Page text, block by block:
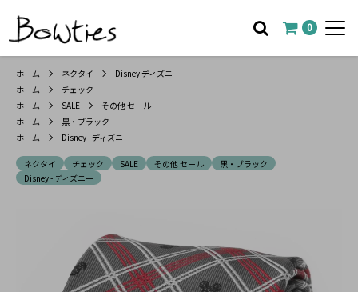
0
ホーム ネクタイ
Disney ディズニー
ホーム
チェック
ホーム
SALE
その他 セール
ホーム
黒・ブラック
ホーム
Disney - ディズニー
ネクタイ チェック SALE その他 セール
黒・ブラック
Disney - ディズニー